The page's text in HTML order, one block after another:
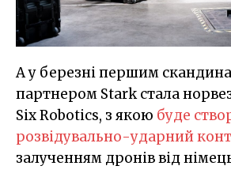
А у березні першим
партнером Stark стала
Six Robotics, з якою буде
розвідувально-ударний
залученням дронів від